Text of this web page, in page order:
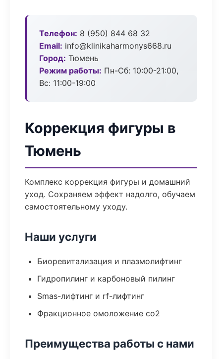
Телефон: 8 (950) 844 68 32
Email: info@klinikaharmonys668.ru
Город: Тюмень
Режим работы: Пн-Сб: 10:00-21:00,
Вс: 11:00-19:00
Коррекция фигуры в
Тюмень
Комплекс коррекция фигуры и домашний
уход. Сохраняем эффект надолго, обучаем
самостоятельному уходу.
Наши услуги
Биоревитализация и плазмолифтинг
Гидропилинг и карбоновый пилинг
Smas-лифтинг и rf-лифтинг
Фракционное омоложение co2
Преимущества работы с нами